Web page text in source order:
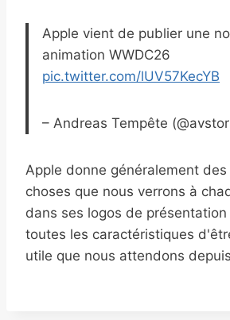
Apple vient de publier une
animation WWDC26
pic.twitter.com/lUV57KecYB
– Andreas Tempête
Apple donne généralement
choses que nous verrons à
dans ses logos de
toutes les caractéristiques
utile que nous attendons